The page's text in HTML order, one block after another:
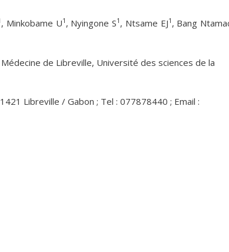
, Minkobame U1 , Nyingone S1 , Ntsame EJ1 , Bang
de Libreville, Université des sciences de la
Libreville / Gabon ; Tel : 077878440 ; Email :